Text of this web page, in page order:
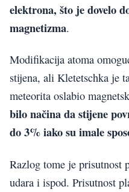
elektrona, što je dovelo
magnetizma.
Modifikacija atoma
stijena, ali Kletetschka je
meteorita oslabio
bilo načina da stijene
do 3% iako su imale
Razlog tome je prisutnost
udara i ispod. Prisutnost